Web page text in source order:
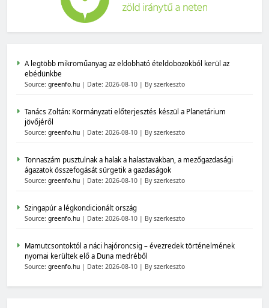
A legtöbb mikroműanyag az eldobható ételdobozokból kerül az
ebédünkbe
Source: greenfo.hu Date: 2026-08-10 By szerkeszto
Tanács Zoltán: Kormányzati előterjesztés készül a Planetárium
jövőjéről
Source: greenfo.hu Date: 2026-08-10 By szerkeszto
Tonnaszám pusztulnak a halak a halastavakban, a mezőgazdasági
ágazatok összefogását sürgetik a gazdaságok
Source: greenfo.hu Date: 2026-08-10 By szerkeszto
Szingapúr a légkondicionált ország
Source: greenfo.hu Date: 2026-08-10 By szerkeszto
Mamutcsontoktól a náci hajóroncsig – évezredek történelmének
nyomai kerültek elő a Duna medréből
Source: greenfo.hu Date: 2026-08-10 By szerkeszto